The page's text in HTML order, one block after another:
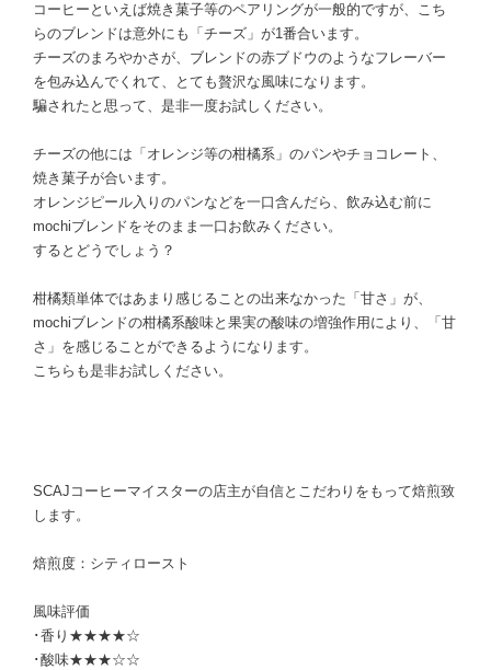
コーヒーといえば焼き菓子等のペアリングが一般的ですが、こち
らのブレンドは意外にも「チーズ」が1番合います。
チーズのまろやかさが、ブレンドの赤ブドウのようなフレーバー
を包み込んでくれて、とても贅沢な風味になります。
騙されたと思って、是非一度お試しください。
チーズの他には「オレンジ等の柑橘系」のパンやチョコレート、
焼き菓子が合います。
オレンジピール入りのパンなどを一口含んだら、飲み込む前に
mochiブレンドをそのまま一口お飲みください。
するとどうでしょう？
柑橘類単体ではあまり感じることの出来なかった「甘さ」が、
mochiブレンドの柑橘系酸味と果実の酸味の増強作用により、「甘
さ」を感じることができるようになります。
こちらも是非お試しください。
SCAJコーヒーマイスターの店主が自信とこだわりをもって焙煎致
します。
焙煎度：シティロースト
風味評価
･香り★★★★☆
･酸味★★★☆☆